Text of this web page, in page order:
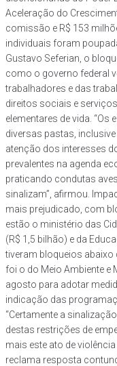
Aceleração do
comissão e R$ 153
individuais foram
Gustavo Seferian, o
como o governo federal
trabalhadores e das
direitos sociais e
elementares de vida. “Os
diversas pastas,
atenção dos interesses
prevalentes na agenda
praticando condutas
sinalizam”, afirmou.
mais prejudicado, com
estão o ministério das
(R$ 1,5 bilhão) e da
tiveram bloqueios abaixo
foi o do Meio Ambiente e
agosto para adotar
indicação das
“Certamente a
destas restrições de
mais este ato de
reclama resposta